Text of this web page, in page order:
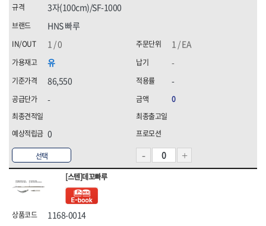
선택
HNS 빠루
1 / EA
유
86,550
-
0
3자(100cm)/SF-1000
1 / 0
-
-
0
[스텐]데꼬빠루
1168-0014